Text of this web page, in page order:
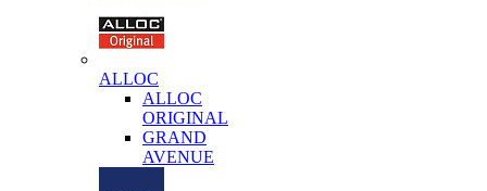
ALLOC
ALLOC
ORIGINAL
GRAND
AVENUE